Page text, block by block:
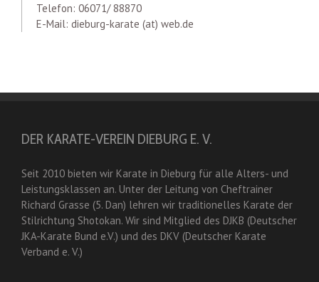
Telefon: 06071/ 88870
E-Mail: dieburg-karate (at) web.de
DER KARATE-VEREIN DIEBURG E. V.
Seit 2010 bieten wir Karate in Dieburg für alle Alters- und
Leistungsklassen an. Unter der Leitung von Cheftrainer
Richard Grasse (5. Dan) lehren wir traditionelles Karate der
Stilrichtung Shotokan. Wir sind Mitglied des DJKB (Deutscher
JKA-Karate Bund e.V.) und des DKV (Deutscher Karate
Verband e. V.)